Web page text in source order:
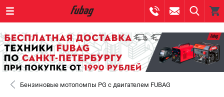
+7 (812) 317-60-57 - ЗАКАЗ ИЗДЕЛИЙ
САНКТ-ПЕТЕРБУРГ
0 ₽
Бензиновые мотопомпы PG с двигателем FUBAG